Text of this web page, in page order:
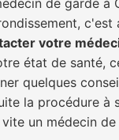
de garde à
c'est
votre
état de santé,
quelques
la procédure à
un médecin